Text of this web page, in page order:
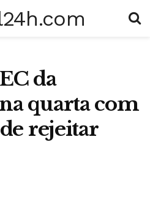
da
quarta com
rejeitar